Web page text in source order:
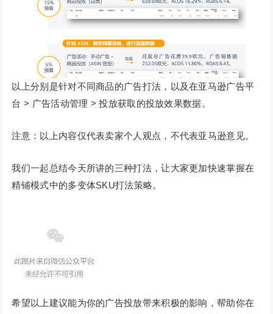
以上分别是针对不同商品的广告打法，以及在亚马逊广告平
台 > 广告活动管理 > 投放获取的投放效果数据。
注意：以上内容仅代表卖家个人观点，不代表亚马逊意见。
我们一起总结今天所讲的三种打法，让大家更加快速掌握在
精铺模式中的多变体SKU打法策略。
希望以上建议能为你的广告投放带来积极的影响，帮助你在